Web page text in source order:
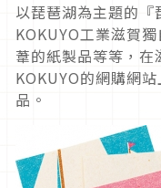
以琵琶湖為主題的
KOKUYO工業滋賀
葦的紙製品等等，
KOKUYO的網購網
品。